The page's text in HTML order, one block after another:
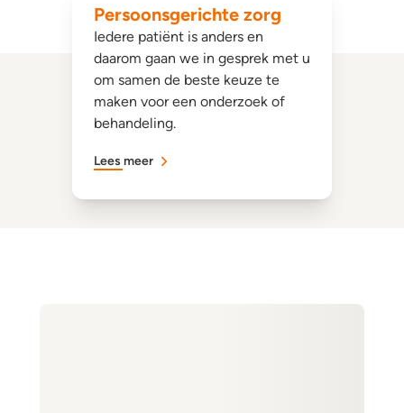
Persoonsgerichte zorg
Iedere patiënt is anders en
daarom gaan we in gesprek met u
om samen de beste keuze te
maken voor een onderzoek of
behandeling.
Lees meer